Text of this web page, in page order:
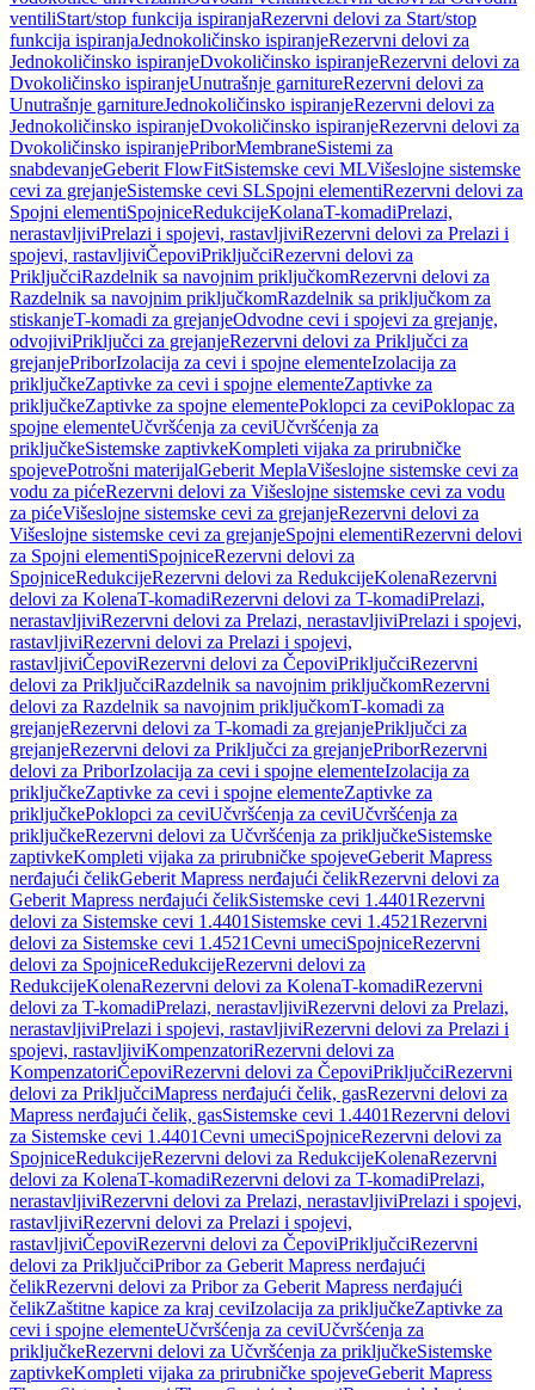
ventiliStart/stop funkcija ispiranjaRezervni delovi za Start/stop
funkcija ispiranjaJednokoličinsko ispiranjeRezervni delovi za
Jednokoličinsko ispiranjeDvokoličinsko ispiranjeRezervni delovi za
Dvokoličinsko ispiranjeUnutrašnje garnitureRezervni delovi za
Unutrašnje garnitureJednokoličinsko ispiranjeRezervni delovi za
Jednokoličinsko ispiranjeDvokoličinsko ispiranjeRezervni delovi za
Dvokoličinsko ispiranjePriborMembraneSistemi za
snabdevanjeGeberit FlowFitSistemske cevi MLVišeslojne sistemske
cevi za grejanjeSistemske cevi SLSpojni elementiRezervni delovi za
Spojni elementiSpojniceRedukcijeKolanaT-komadiPrelazi,
nerastavljiviPrelazi i spojevi, rastavljiviRezervni delovi za Prelazi i
spojevi, rastavljiviČepoviPriključciRezervni delovi za
PriključciRazdelnik sa navojnim priključkomRezervni delovi za
Razdelnik sa navojnim priključkomRazdelnik sa priključkom za
stiskanjeT-komadi za grejanjeOdvodne cevi i spojevi za grejanje,
odvojiviPriključci za grejanjeRezervni delovi za Priključci za
grejanjePriborIzolacija za cevi i spojne elementeIzolacija za
priključkeZaptivke za cevi i spojne elementeZaptivke za
priključkeZaptivke za spojne elementePoklopci za ceviPoklopac za
spojne elementeUčvršćenja za ceviUčvršćenja za
priključkeSistemske zaptivkeKompleti vijaka za prirubničke
spojevePotrošni materijalGeberit MeplaVišeslojne sistemske cevi za
vodu za pićeRezervni delovi za Višeslojne sistemske cevi za vodu
za pićeVišeslojne sistemske cevi za grejanjeRezervni delovi za
Višeslojne sistemske cevi za grejanjeSpojni elementiRezervni delovi
za Spojni elementiSpojniceRezervni delovi za
SpojniceRedukcijeRezervni delovi za RedukcijeKolenaRezervni
delovi za KolenaT-komadiRezervni delovi za T-komadiPrelazi,
nerastavljiviRezervni delovi za Prelazi, nerastavljiviPrelazi i spojevi,
rastavljiviRezervni delovi za Prelazi i spojevi,
rastavljiviČepoviRezervni delovi za ČepoviPriključciRezervni
delovi za PriključciRazdelnik sa navojnim priključkomRezervni
delovi za Razdelnik sa navojnim priključkomT-komadi za
grejanjeRezervni delovi za T-komadi za grejanjePriključci za
grejanjeRezervni delovi za Priključci za grejanjePriborRezervni
delovi za PriborIzolacija za cevi i spojne elementeIzolacija za
priključkeZaptivke za cevi i spojne elementeZaptivke za
priključkePoklopci za ceviUčvršćenja za ceviUčvršćenja za
priključkeRezervni delovi za Učvršćenja za priključkeSistemske
zaptivkeKompleti vijaka za prirubničke spojeveGeberit Mapress
nerđajući čelikGeberit Mapress nerđajući čelikRezervni delovi za
Geberit Mapress nerđajući čelikSistemske cevi 1.4401Rezervni
delovi za Sistemske cevi 1.4401 Sistemske cevi 1.4521Rezervni
delovi za Sistemske cevi 1.4521Cevni umeciSpojniceRezervni
delovi za SpojniceRedukcijeRezervni delovi za
RedukcijeKolenaRezervni delovi za KolenaT-komadiRezervni
delovi za T-komadiPrelazi, nerastavljiviRezervni delovi za Prelazi,
nerastavljiviPrelazi i spojevi, rastavljiviRezervni delovi za Prelazi i
spojevi, rastavljiviKompenzatoriRezervni delovi za
KompenzatoriČepoviRezervni delovi za ČepoviPriključciRezervni
delovi za PriključciMapress nerđajući čelik, gasRezervni delovi za
Mapress nerđajući čelik, gasSistemske cevi 1.4401Rezervni delovi
za Sistemske cevi 1.4401Cevni umeciSpojniceRezervni delovi za
SpojniceRedukcijeRezervni delovi za RedukcijeKolenaRezervni
delovi za KolenaT-komadiRezervni delovi za T-komadiPrelazi,
nerastavljiviRezervni delovi za Prelazi, nerastavljiviPrelazi i spojevi,
rastavljiviRezervni delovi za Prelazi i spojevi,
rastavljiviČepoviRezervni delovi za ČepoviPriključciRezervni
delovi za PriključciPribor za Geberit Mapress nerđajući
čelikRezervni delovi za Pribor za Geberit Mapress nerđajući
čelikZaštitne kapice za kraj ceviIzolacija za priključkeZaptivke za
cevi i spojne elementeUčvršćenja za ceviUčvršćenja za
priključkeRezervni delovi za Učvršćenja za priključkeSistemske
zaptivkeKompleti vijaka za prirubničke spojeveGeberit Mapress